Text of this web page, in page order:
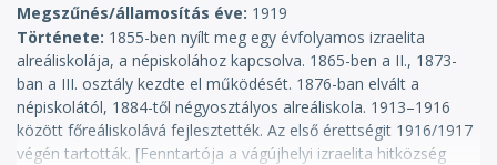
Megszűnés/államosítás éve 1919
Története 1855-ben nyílt meg egy évfolyamos izraelita
alreáliskolája, a népiskolához kapcsolva. 1865-ben a II., 1873-
ban a III. osztály kezdte el működését. 1876-ban elvált a
népiskolától, 1884-től négyosztályos alreáliskola. 1913–1916
között főreáliskolává fejlesztették. Az első érettségit 1916/1917
végén tartották. [Fenntartója a vágújhelyi izraelita hitközség